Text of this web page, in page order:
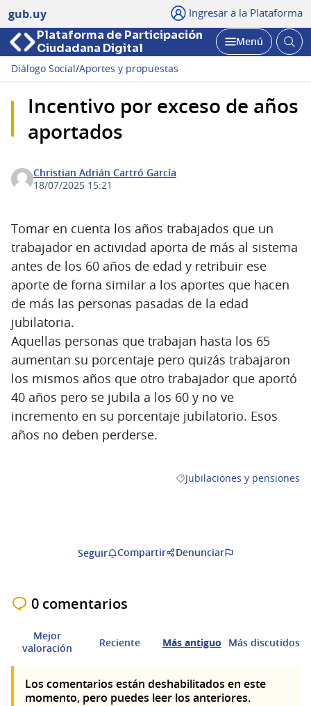
gub.uy Ingresar a la Plataforma
Plataforma de Participación
Ciudadana Digital
Abrir
Menú
Diálogo Social/Aportes y propuestas
Incentivo por exceso de años
aportados
Christian Adrián Cartró García
18/07/2025 15:21
Tomar en cuenta los años trabajados que un
trabajador en actividad aporta de más al sistema
antes de los 60 años de edad y retribuir ese
aporte de forna similar a los aportes que hacen
de más las personas pasadas de la edad
jubilatoria.
Aquellas personas que trabajan hasta los 65
aumentan su porcentaje pero quizás trabajaron
los mismos años que otro trabajador que aportó
40 años pero se jubila a los 60 y no ve
incremento en su porcentaje jubilatorio. Esos
años no deben perderse.
Resultados al filtrar por la
Jubilaciones y pensiones
Seguir Compartir Denunciar
0 comentarios
Mejor
valoración
Reciente Más antiguo Más discutidos
Los comentarios están deshabilitados en este
momento, pero puedes leer los anteriores.